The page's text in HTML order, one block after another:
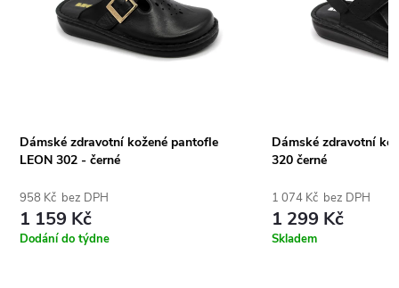
Dámské zdravotní kožené pantofle
LEON 302 - černé
958 Kč bez DPH
1 159 Kč
Dodání do týdne
Dámské zdravotní
320 černé
1 074 Kč bez DPH
1 299 Kč
Skladem